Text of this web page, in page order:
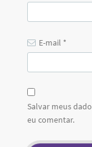
E-mail *
Salvar meus
eu comentar.